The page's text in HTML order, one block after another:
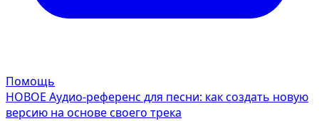
Помощь
НОВОЕ Аудио-референс для песни: как создать новую
версию на основе своего трека